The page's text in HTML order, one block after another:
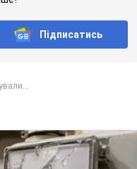
суддя ухвалив